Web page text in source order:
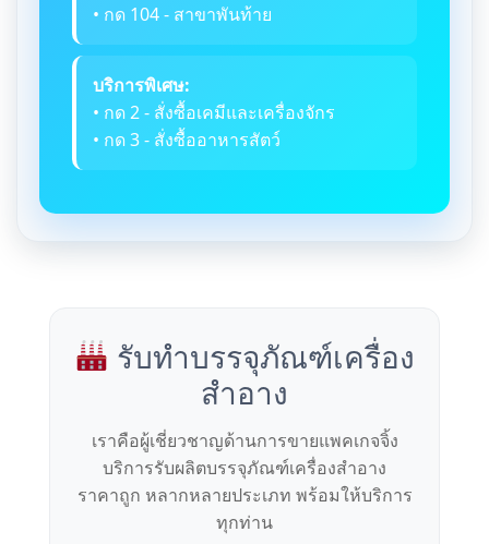
• กด 104 - สาขาพันท้าย
บริการพิเศษ:
• กด 2 - สั่งซื้อเคมีและเครื่องจักร
• กด 3 - สั่งซื้ออาหารสัตว์
รับทำบรรจุภัณฑ์เครื่อง
สำอาง
เราคือผู้เชี่ยวชาญด้านการขายแพคเกจจิ้ง
บริการรับผลิตบรรจุภัณฑ์เครื่องสำอาง
ราคาถูก หลากหลายประเภท พร้อมให้บริการ
ทุกท่าน